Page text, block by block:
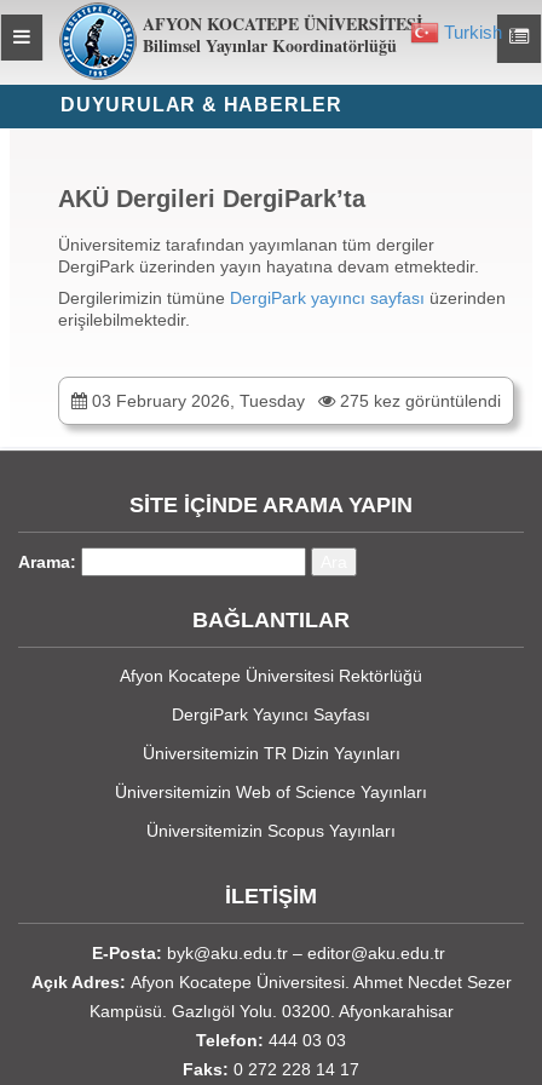
AFYON KOCATEPE ÜNİVERSİTESİ
Bilimsel Yayınlar Koordinatörlüğü
Toggle
global
navigation
Turkish ▼
DUYURULAR & HABERLER
AKÜ Dergileri DergiPark’ta
Üniversitemiz tarafından yayımlanan tüm dergiler
DergiPark üzerinden yayın hayatına devam etmektedir.
Dergilerimizin tümüne DergiPark yayıncı sayfası üzerinden
erişilebilmektedir.
03 February 2026, Tuesday 275 kez görüntülendi
SİTE İÇİNDE ARAMA YAPIN
Arama:
BAĞLANTILAR
Afyon Kocatepe Üniversitesi Rektörlüğü
DergiPark Yayıncı Sayfası
Üniversitemizin TR Dizin Yayınları
Üniversitemizin Web of Science Yayınları
Üniversitemizin Scopus Yayınları
İLETİŞİM
E-Posta: byk@aku.edu.tr – editor@aku.edu.tr
Açık Adres: Afyon Kocatepe Üniversitesi. Ahmet Necdet Sezer
Kampüsü. Gazlıgöl Yolu. 03200. Afyonkarahisar
Telefon: 444 03 03
Faks: 0 272 228 14 17